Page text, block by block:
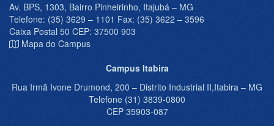
Av. BPS, 1303, Bairro Pinheirinho, Itajubá – MG
Telefone: (35) 3629 – 1101 Fax: (35) 3622 – 3596
Caixa Postal 50 CEP: 37500 903
Mapa do Campus
Campus Itabira
Rua Irmã Ivone Drumond, 200 – Distrito Industrial II,Itabira – MG
Telefone (31) 3839-0800
CEP 35903-087